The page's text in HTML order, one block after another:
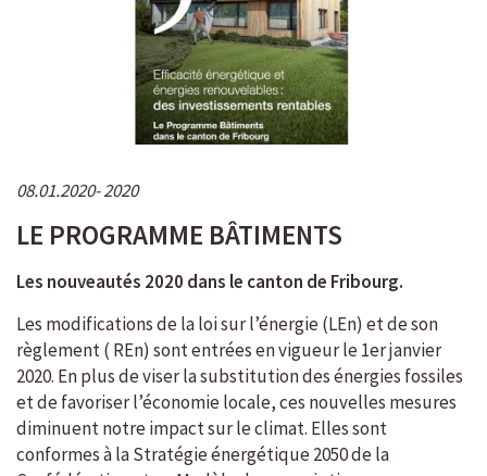
08.01.2020 2020
LE PROGRAMME BÂTIMENTS
Les nouveautés 2020 dans le canton de Fribourg.
Les modifications de la loi sur l’énergie (LEn) et de son
règlement ( REn) sont entrées en vigueur le 1er janvier
2020. En plus de viser la substitution des énergies fossiles
et de favoriser l’économie locale, ces nouvelles mesures
diminuent notre impact sur le climat. Elles sont
conformes à la Stratégie énergétique 2050 de la